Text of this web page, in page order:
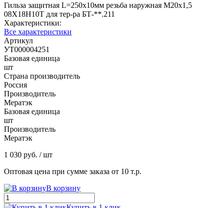
Гильза защитная L=250х10мм резьба наружная М20х1,5
08Х18Н10Т для тер-ра БТ-**.211
Характеристики:
Все характеристики
Артикул
УТ000004251
Базовая единица
шт
Страна производитель
Россия
Производитель
Мератэк
Базовая единица
шт
Производитель
Мератэк
1 030 руб. / шт
Оптовая цена при сумме заказа от 10 т.р.
В корзину